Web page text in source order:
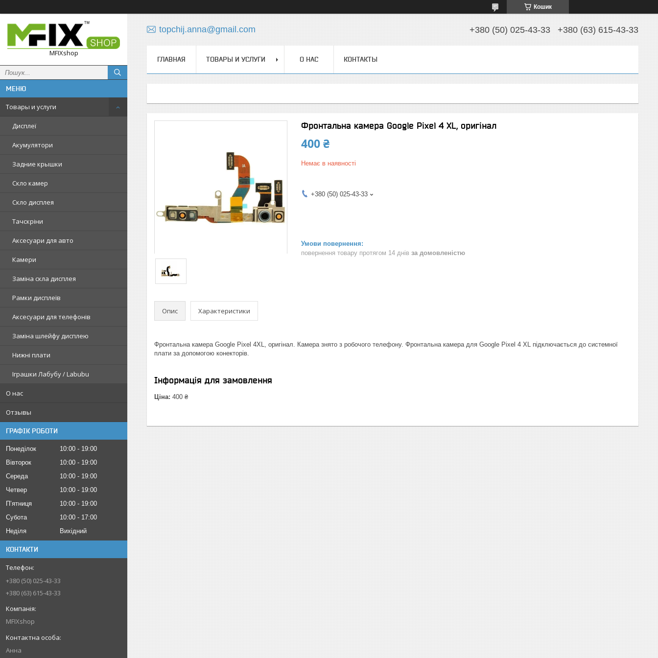
Кошик
MFIXshop
Товары и услуги
Дисплеї
Акумулятори
Задние крышки
Скло камер
Скло дисплея
Тачскріни
Аксесуари для авто
Камери
Заміна скла дисплея
Рамки дисплеїв
Аксесуари для телефонів
Заміна шлейфу дисплею
Нижні плати
Іграшки Лабубу / Labubu
О нас
Отзывы
ГРАФІК РОБОТИ
Понеділок 10:00
19:00
Вівторок
10:00
19:00
Середа
10:00
19:00
Четвер
10:00
19:00
Пʼятниця
10:00
19:00
Субота
10:00
17:00
Неділя
Вихідний
КОНТАКТИ
+380 (50) 025-43-33
+380 (63) 615-43-33
MFIXshop
Анна
topchij.anna@gmail.com +380 (50) 025-43-33 +380 (63) 615-43-33
ГЛАВНАЯ ТОВАРЫ И УСЛУГИ О НАС КОНТАКТЫ
Фронтальна камера Google Pixel 4 XL, оригінал
400 ₴
Немає в наявності
+380 (50) 025-43-33
повернення товару протягом 14 днів за домовленістю
Опис Характеристики
Фронтальна камера Google Pixel 4XL, оригінал. Камера знято з робочого телефону. Фронтальна камера для Google Pixel 4 XL підключається до системної
плати за допомогою конекторів.
Інформація для замовлення
Ціна: 400 ₴